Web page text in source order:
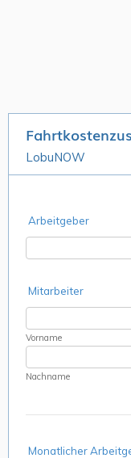
LobuNOW
Arbeitgeber
Mitarbeiter
Vorname
Nachname
Monatlicher